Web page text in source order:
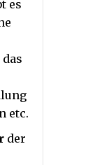
es
etc.
der